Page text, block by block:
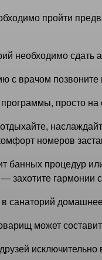
пройти
необходимо сдать
с врачом
просто на
номеров
банных процедур
— захотите
в санаторий
может